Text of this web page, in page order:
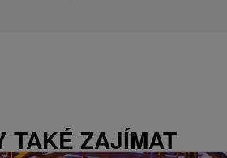
TAKÉ ZAJÍMAT